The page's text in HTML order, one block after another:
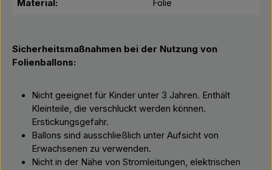
Material: Folie
Sicherheitsmaßnahmen bei der Nutzung von
Folienballons:
Nicht geeignet für Kinder unter 3 Jahren. Enthält
Kleinteile, die verschluckt werden können.
Erstickungsgefahr.
Ballons sind ausschließlich unter Aufsicht von
Erwachsenen zu verwenden.
Nicht in der Nähe von Stromleitungen, elektrischen